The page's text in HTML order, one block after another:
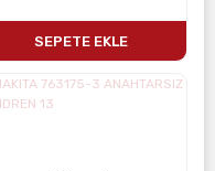
SEPETE EKLE